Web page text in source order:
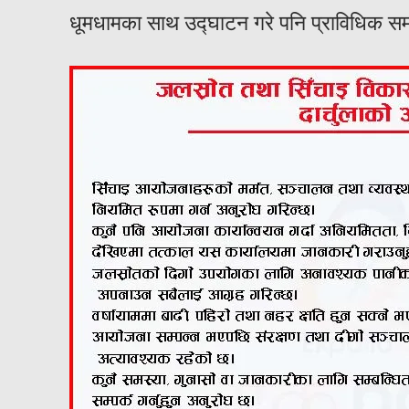
धूमधामका साथ उद्घाटन गरे पनि प्राविधिक